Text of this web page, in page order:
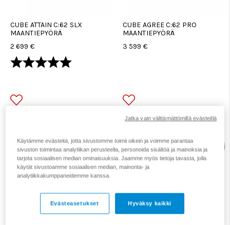
CUBE ATTAIN C:62 SLX
MAANTIEPYÖRÄ
2 699 €
Arvio:
CUBE AGREE C:62 PRO
MAANTIEPYÖRÄ
3 599 €
CUBE AGREE C:62 PRO
MAANTIEPYÖRÄ
CUBE AGREE C:62 SLX
MAANTIEPYÖRÄ
Käytämme evästeitä, jotta sivustomme toimii oikein ja voimme parantaa
sivuston toimintaa analytiikan perusteella, personoida sisältöä ja mainoksia ja
tarjota sosiaalisen median ominaisuuksia. Jaamme myös tietoja tavasta, jolla
käytät sivustoamme sosiaalisen median, mainonta- ja
analytiikkakumppaneidemme kanssa.
Hyväksy kaikki
Evästeasetukset
Jatka vain välttämättömillä evästeillä